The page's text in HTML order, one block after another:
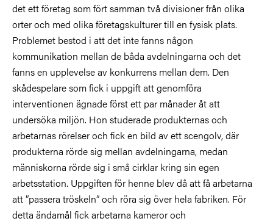
det ett företag som fört samman två divisioner från olika
orter och med olika företagskulturer till en fysisk plats.
Problemet bestod i att det inte fanns någon
kommunikation mellan de båda avdelningarna och det
fanns en upplevelse av konkurrens mellan dem. Den
skådespelare som fick i uppgift att genomföra
interventionen ägnade först ett par månader åt att
undersöka miljön. Hon studerade produkternas och
arbetarnas rörelser och fick en bild av ett scengolv, där
produkterna rörde sig mellan avdelningarna, medan
människorna rörde sig i små cirklar kring sin egen
arbetsstation. Uppgiften för henne blev då att få arbetarna
att ”passera tröskeln” och röra sig över hela fabriken. För
detta ändamål fick arbetarna kameror och